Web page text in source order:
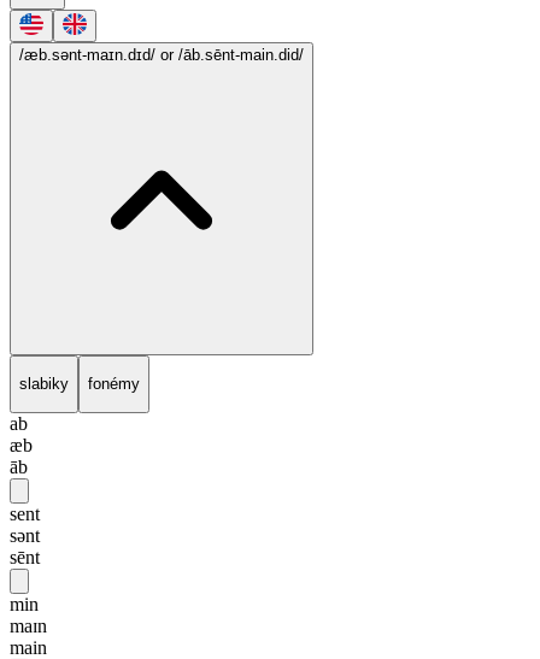
/æb.sənt-maɪn.dɪd/ or /āb.sēnt-main.did/
slabiky fonémy
ab
æb
āb
sent
sənt
sēnt
min
maɪn
main